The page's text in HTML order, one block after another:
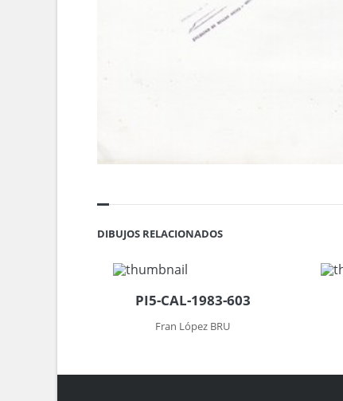
DIBUJOS RELACIONADOS
PI5-CAL-1983-603
Fran López BRU